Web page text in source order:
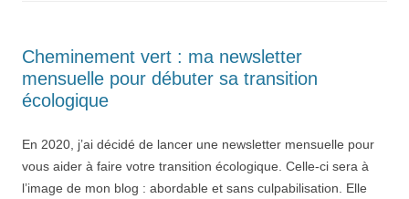
Cheminement vert : ma newsletter
mensuelle pour débuter sa transition
écologique
En 2020, j’ai décidé de lancer une newsletter mensuelle pour
vous aider à faire votre transition écologique. Celle-ci sera à
l’image de mon blog : abordable et sans culpabilisation. Elle